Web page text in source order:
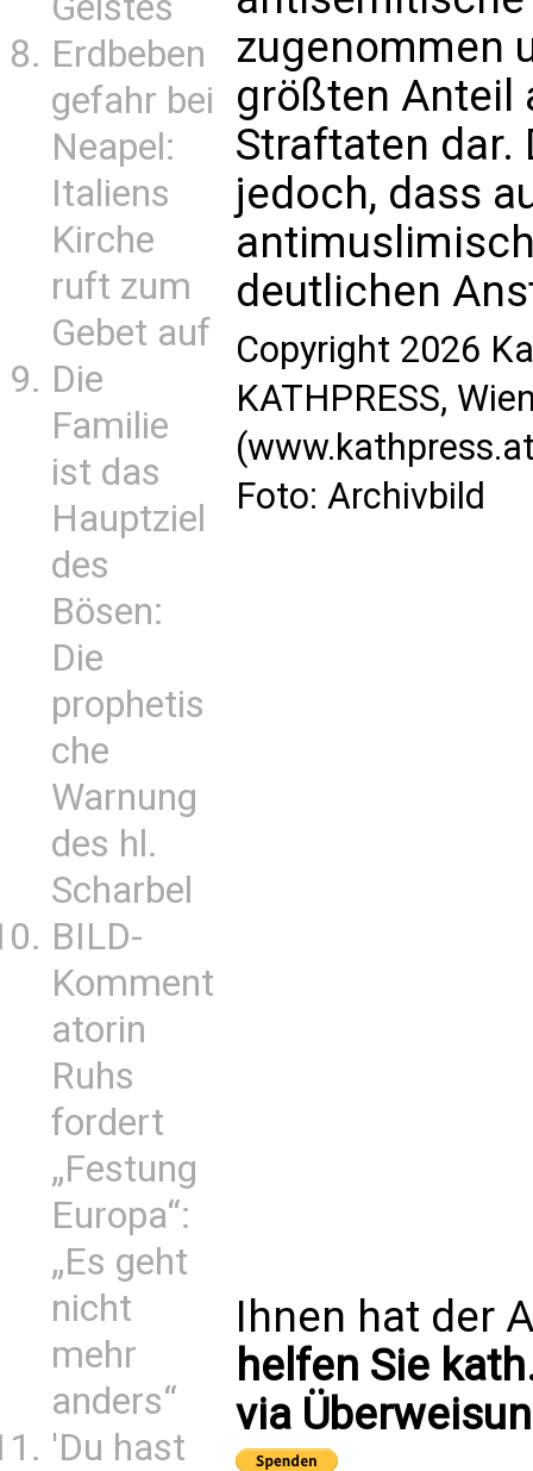
Erdbeben
gefahr bei
Neapel:
Italiens
Kirche
ruft zum
Gebet auf
Die
Familie
ist das
Hauptziel
des
Bösen:
Die
prophetis
che
Warnung
des hl.
Scharbel
BILD-
Komment
atorin
Ruhs
fordert
„Festung
Europa“:
„Es geht
nicht
mehr
anders“
'Du hast
zugenommen
größten Anteil
Straftaten dar.
jedoch, dass
deutlichen
Copyright 2026
KATHPRESS,
Foto: Archivbild
Ihnen hat der
helfen Sie
via